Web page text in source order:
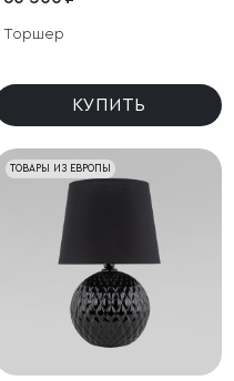
Торшер
КУПИТЬ
ТОВАРЫ ИЗ ЕВРОПЫ